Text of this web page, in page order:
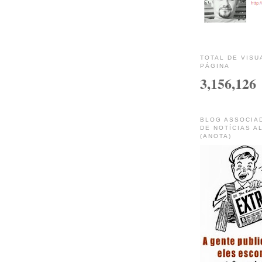
TOTAL DE
PÁGINA
3,156,126
BLOG
DE NOTÍCIAS
(ANOTA)